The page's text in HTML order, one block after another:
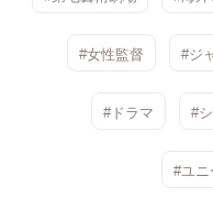
#女性監督 #ジ
#ドラマ #
#ユ